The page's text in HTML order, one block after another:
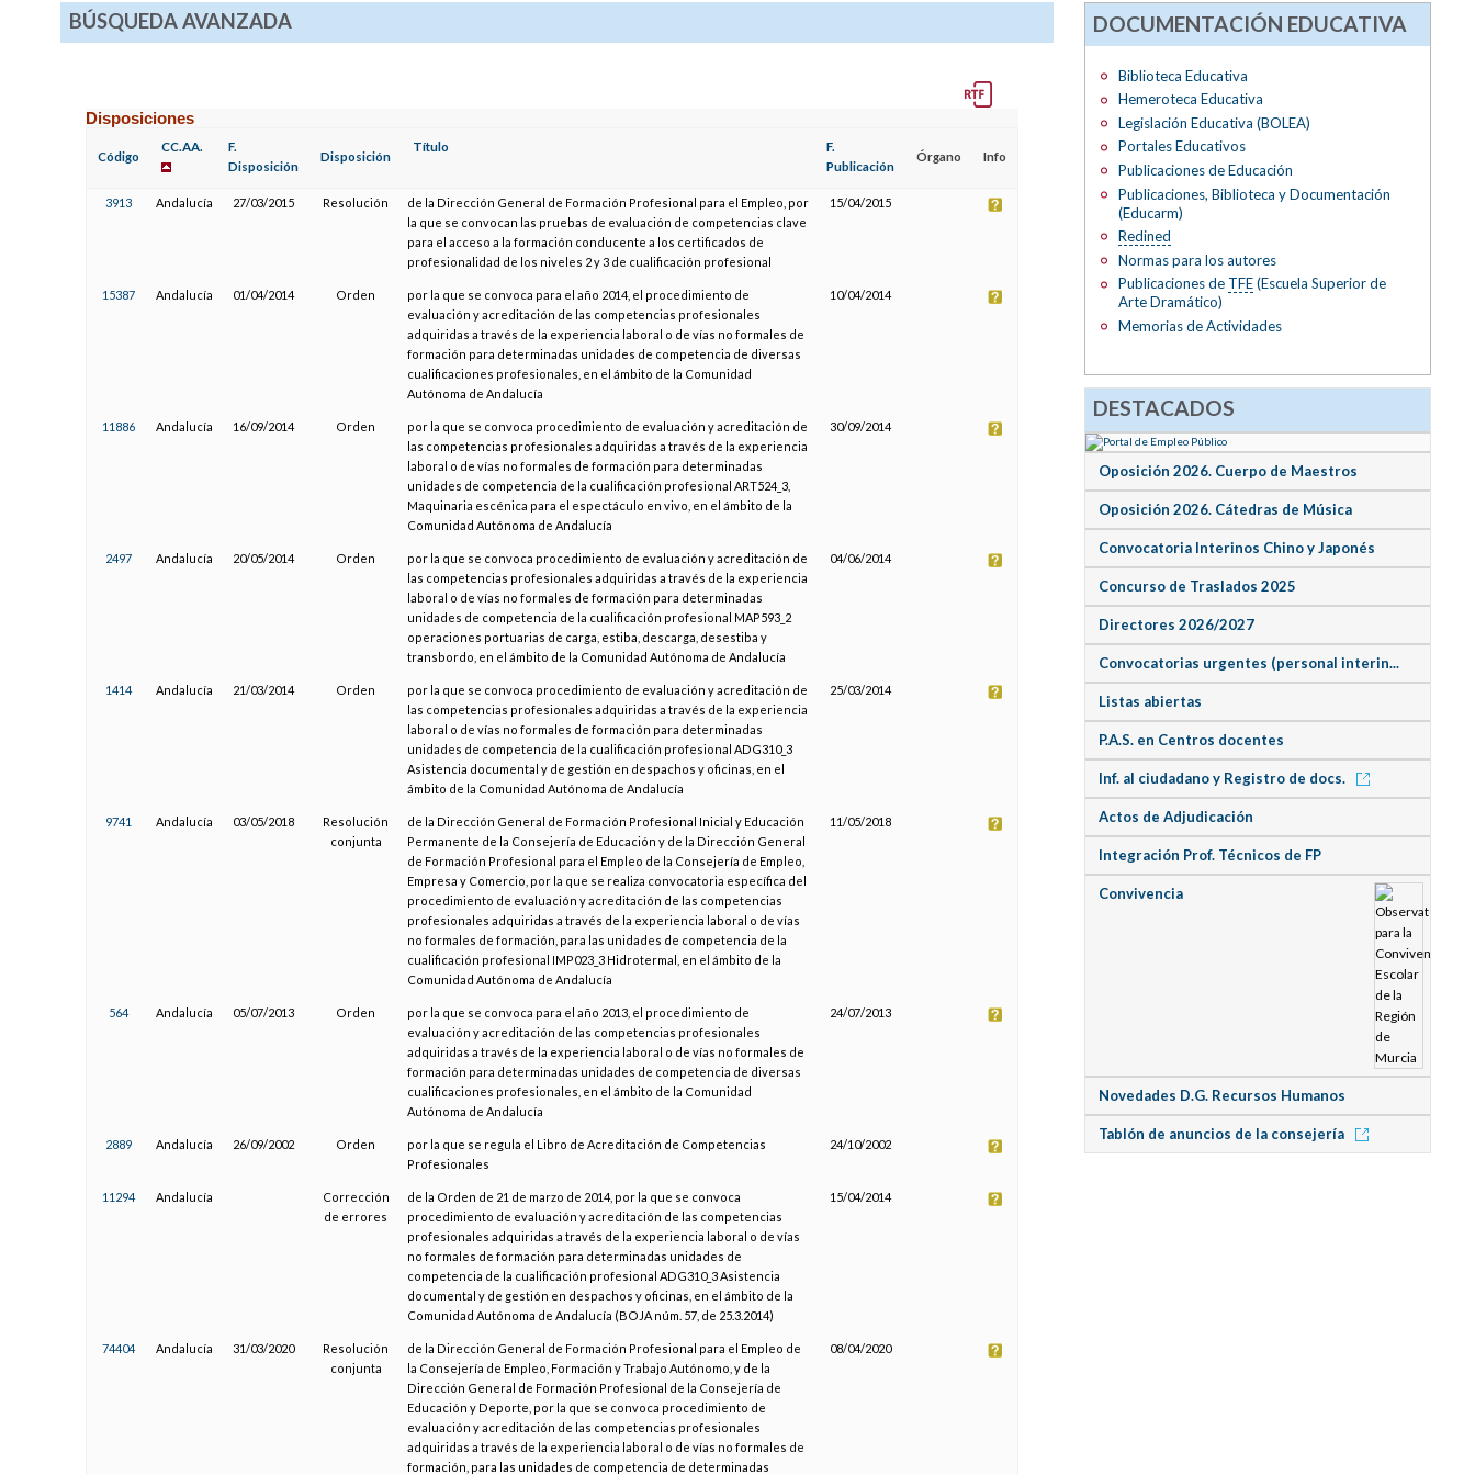
BÚSQUEDA AVANZADA
Disposiciones
Código
CC.AA.
F.
Disposición
Disposición
Título
F.
Publicación
Órgano Info
3913 Andalucía 27/03/2015 Resolución
de la Dirección General de Formación Profesional para el Empleo, por
la que se convocan las pruebas de evaluación de competencias clave
para el acceso a la formación conducente a los certificados de
profesionalidad de los niveles 2 y 3 de cualificación profesional
15/04/2015
15387 Andalucía 01/04/2014 Orden
por la que se convoca para el año 2014, el procedimiento de
evaluación y acreditación de las competencias profesionales
adquiridas a través de la experiencia laboral o de vías no formales de
formación para determinadas unidades de competencia de diversas
cualificaciones profesionales, en el ámbito de la Comunidad
Autónoma de Andalucía
10/04/2014
11886 Andalucía 16/09/2014 Orden
por la que se convoca procedimiento de evaluación y acreditación de
las competencias profesionales adquiridas a través de la experiencia
laboral o de vías no formales de formación para determinadas
unidades de competencia de la cualificación profesional ART524_3,
Maquinaria escénica para el espectáculo en vivo, en el ámbito de la
Comunidad Autónoma de Andalucía
30/09/2014
2497 Andalucía 20/05/2014 Orden
por la que se convoca procedimiento de evaluación y acreditación de
las competencias profesionales adquiridas a través de la experiencia
laboral o de vías no formales de formación para determinadas
unidades de competencia de la cualificación profesional MAP593_2
operaciones portuarias de carga, estiba, descarga, desestiba y
transbordo, en el ámbito de la Comunidad Autónoma de Andalucía
04/06/2014
1414 Andalucía 21/03/2014 Orden
por la que se convoca procedimiento de evaluación y acreditación de
las competencias profesionales adquiridas a través de la experiencia
laboral o de vías no formales de formación para determinadas
unidades de competencia de la cualificación profesional ADG310_3
Asistencia documental y de gestión en despachos y oficinas, en el
ámbito de la Comunidad Autónoma de Andalucía
25/03/2014
9741 Andalucía 03/05/2018
Resolución
conjunta
de la Dirección General de Formación Profesional Inicial y Educación
Permanente de la Consejería de Educación y de la Dirección General
de Formación Profesional para el Empleo de la Consejería de Empleo,
Empresa y Comercio, por la que se realiza convocatoria específica del
procedimiento de evaluación y acreditación de las competencias
profesionales adquiridas a través de la experiencia laboral o de vías
no formales de formación, para las unidades de competencia de la
cualificación profesional IMP023_3 Hidrotermal, en el ámbito de la
Comunidad Autónoma de Andalucía
11/05/2018
564 Andalucía 05/07/2013 Orden
por la que se convoca para el año 2013, el procedimiento de
evaluación y acreditación de las competencias profesionales
adquiridas a través de la experiencia laboral o de vías no formales de
formación para determinadas unidades de competencia de diversas
cualificaciones profesionales, en el ámbito de la Comunidad
Autónoma de Andalucía
24/07/2013
2889 Andalucía 26/09/2002 Orden
por la que se regula el Libro de Acreditación de Competencias
Profesionales
24/10/2002
11294 Andalucía
Corrección
de errores
de la Orden de 21 de marzo de 2014, por la que se convoca
procedimiento de evaluación y acreditación de las competencias
profesionales adquiridas a través de la experiencia laboral o de vías
no formales de formación para determinadas unidades de
competencia de la cualificación profesional ADG310_3 Asistencia
documental y de gestión en despachos y oficinas, en el ámbito de la
Comunidad Autónoma de Andalucía (BOJA núm. 57, de 25.3.2014)
15/04/2014
74404 Andalucía 31/03/2020
Resolución
conjunta
de la Dirección General de Formación Profesional para el Empleo de
la Consejería de Empleo, Formación y Trabajo Autónomo, y de la
Dirección General de Formación Profesional de la Consejería de
Educación y Deporte, por la que se convoca procedimiento de
evaluación y acreditación de las competencias profesionales
adquiridas a través de la experiencia laboral o de vías no formales de
formación, para las unidades de competencia de determinadas
08/04/2020
DOCUMENTACIÓN EDUCATIVA
Biblioteca Educativa
Hemeroteca Educativa
Legislación Educativa (BOLEA)
Portales Educativos
Publicaciones de Educación
Publicaciones, Biblioteca y Documentación
(Educarm)
Redined
Normas para los autores
Publicaciones de TFE(Escuela Superior de
Arte Dramático)
Memorias de Actividades
DESTACADOS
Oposición 2026. Cuerpo de Maestros
Oposición 2026. Cátedras de Música
Convocatoria Interinos Chino y Japonés
Concurso de Traslados 2025
Directores 2026/2027
Convocatorias urgentes (personal interin...
Listas abiertas
P.A.S. en Centros docentes
Inf. al ciudadano y Registro de docs.
Actos de Adjudicación
Integración Prof. Técnicos de FP
Convivencia
Novedades D.G. Recursos Humanos
Tablón de anuncios de la consejería